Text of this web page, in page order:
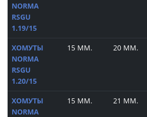
NORMA
RSGU
1.19/15
ХОМУТЫ
NORMA
RSGU
1.20/15
15 ММ. 20 ММ.
ХОМУТЫ
NORMA
15 ММ. 21 ММ.